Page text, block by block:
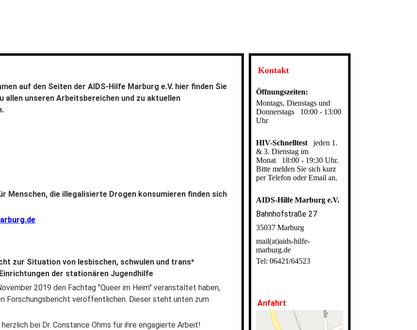
auf den Seiten der AIDS-Hilfe Marburg e.V. hier finden Sie
allen unseren Arbeitsbereichen und zu aktuellen
Menschen, die illegalisierte Drogen konsumieren finden sich
zur Situation von lesbischen, schwulen und trans*
der stationären Jugendhilfe
2019 den Fachtag "Queer im Heim" veranstaltet haben,
Forschungsbericht veröffentlichen. Dieser steht unten zum
herzlich bei Dr. Constance Ohms für ihre engagierte Arbeit!
Kontakt
Öffnungszeiten:
Montags, Dienstags und
Donnerstags
10:00 - 13:00
Uhr
HIV-Schnelltest
jeden 1.
& 3. Dienstag im
Monat
18:00 - 19:30 Uhr.
Bitte melden Sie sich kurz
per Telefon oder Email an.
AIDS-Hilfe Marburg e.V.
Bahnhofstraße 27
35037 Marburg
mail(at)aids-hilfe-
marburg.de
Tel: 06421/64523
Anfahrt